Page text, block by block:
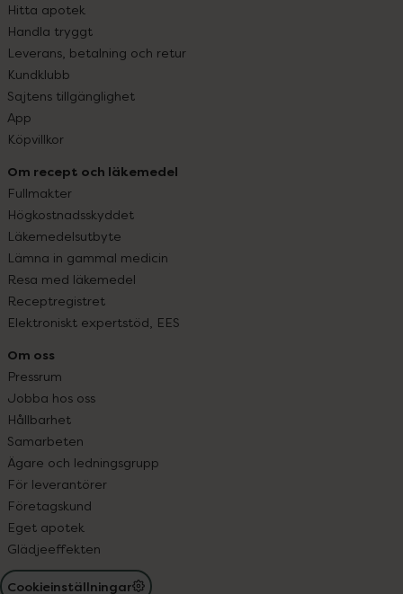
Hitta apotek
Handla tryggt
Leverans, betalning och retur
Kundklubb
Sajtens tillgänglighet
App
Köpvillkor
Om recept och läkemedel
Fullmakter
Högkostnadsskyddet
Läkemedelsutbyte
Lämna in gammal medicin
Resa med läkemedel
Receptregistret
Elektroniskt expertstöd, EES
Om oss
Pressrum
Jobba hos oss
Hållbarhet
Samarbeten
Ägare och ledningsgrupp
För leverantörer
Företagskund
Eget apotek
Glädjeeffekten
Cookieinställningar